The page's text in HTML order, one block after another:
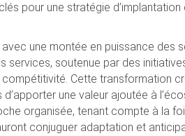
pour une stratégie
une montée en puissance des
services, soutenue par des
Cette transformation
une valeur ajoutée à
organisée, tenant compte à la
conjuguer adaptation et